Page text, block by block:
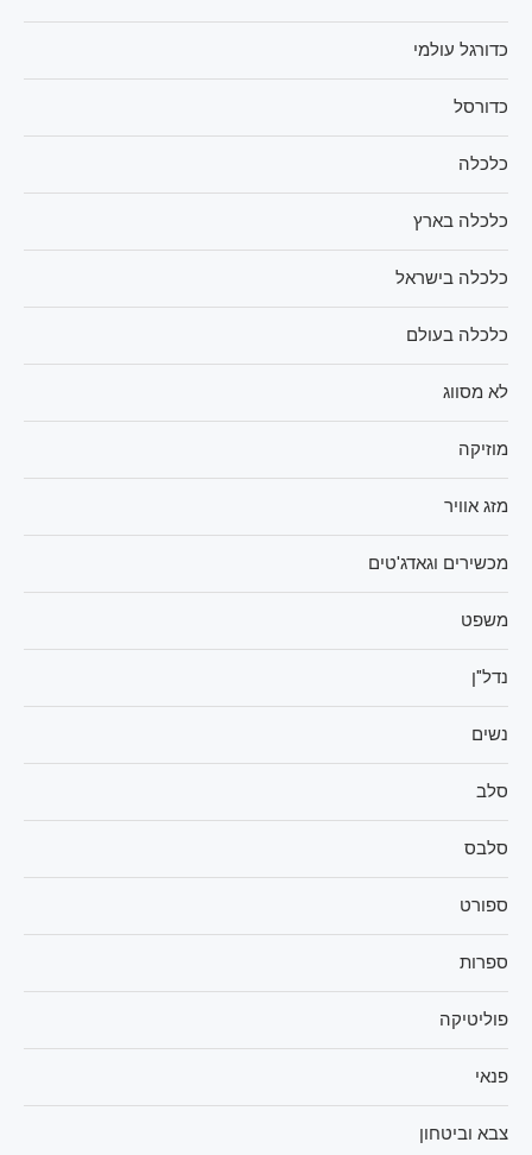
כדורגל עולמי
כדורסל
כלכלה
כלכלה בארץ
כלכלה בישראל
כלכלה בעולם
לא מסווג
מוזיקה
מזג אוויר
מכשירים וגאדג'טים
משפט
נדל"ן
נשים
סלב
סלבס
ספורט
ספרות
פוליטיקה
פנאי
צבא וביטחון